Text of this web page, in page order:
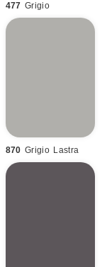
477 Grigio
870 Grigio Lastra